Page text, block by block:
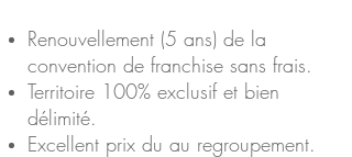
Renouvellement (5 ans) de la
convention de franchise sans frais.
Territoire 100% exclusif et bien
délimité.
Excellent prix du au regroupement.